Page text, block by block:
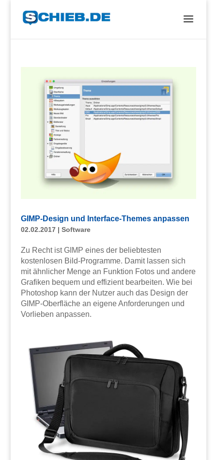
GIMP-Design und Interface-Themes anpassen
02.02.2017| Software
Zu Recht ist GIMP eines der beliebtesten
kostenlosen Bild-Programme. Damit lassen sich
mit ähnlicher Menge an Funktion Fotos und andere
Grafiken bequem und effizient bearbeiten. Wie bei
Photoshop kann der Nutzer auch das Design der
GIMP-Oberfläche an eigene Anforderungen und
Vorlieben anpassen.